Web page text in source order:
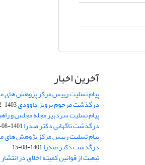
آخرین اخبار
پیام تسلیت رییس مرکز پژوهش های
درگذشت مرحوم پرویز داوودی1403-02-01
پیام تسلیت سردبیر مجله مجلس و
درگذشت ناگهانی دکتر صدرا1401-08-15
پیام تسلیت رییس مرکز پژوهش های
درگذشت دکتر صدرا1401-08-15
تبعیت از قوانین کمیته اخلاق در انتشار